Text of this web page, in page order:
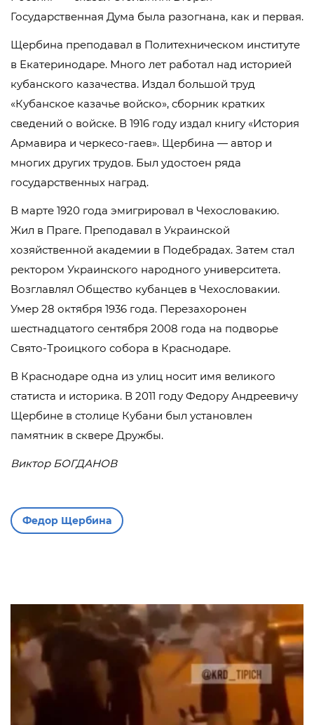
Государственная Дума была разогнана, как и первая.
Щербина преподавал в Политехническом институте
в Екатеринодаре. Много лет работал над историей
кубанского казачества. Издал большой труд
«Кубанское казачье войско», сборник кратких
сведений о войске. В 1916 году издал книгу «История
Армавира и черкесо-гаев». Щербина — автор и
многих других трудов. Был удостоен ряда
государственных наград.
В марте 1920 года эмигрировал в Чехословакию.
Жил в Праге. Преподавал в Украинской
хозяйственной академии в Подебрадах. Затем стал
ректором Украинского народного университета.
Возглавлял Общество кубанцев в Чехословакии.
Умер 28 октября 1936 года. Перезахоронен
шестнадцатого сентября 2008 года на подворье
Свято-Троицкого собора в Краснодаре.
В Краснодаре одна из улиц носит имя великого
статиста и историка. В 2011 году Федору Андреевичу
Щербине в столице Кубани был установлен
памятник в сквере Дружбы.
Виктор БОГДАНОВ
Федор Щербина